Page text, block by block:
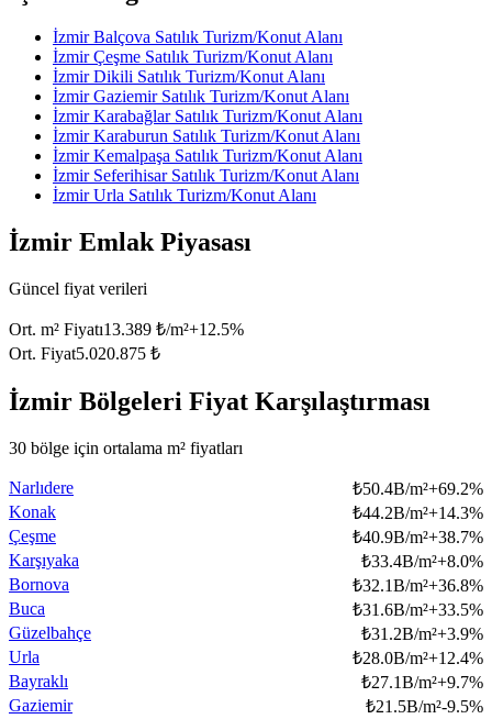
İzmir Balçova Satılık Turizm/Konut Alanı
İzmir Çeşme Satılık Turizm/Konut Alanı
İzmir Dikili Satılık Turizm/Konut Alanı
İzmir Gaziemir Satılık Turizm/Konut Alanı
İzmir Karabağlar Satılık Turizm/Konut Alanı
İzmir Karaburun Satılık Turizm/Konut Alanı
İzmir Kemalpaşa Satılık Turizm/Konut Alanı
İzmir Seferihisar Satılık Turizm/Konut Alanı
İzmir Urla Satılık Turizm/Konut Alanı
İzmir Emlak Piyasası
Güncel fiyat verileri
Ort. m² Fiyatı13.389 ₺/m²+12.5%
Ort. Fiyat5.020.875 ₺
İzmir Bölgeleri Fiyat Karşılaştırması
30 bölge için ortalama m² fiyatları
Narlıdere ₺50.4B/m²+69.2%
Konak
₺44.2B/m²+14.3%
Çeşme
₺40.9B/m²+38.7%
Karşıyaka
₺33.4B/m²+8.0%
Bornova
₺32.1B/m²+36.8%
Buca
₺31.6B/m²+33.5%
Güzelbahçe
₺31.2B/m²+3.9%
Urla
₺28.0B/m²+12.4%
Bayraklı
₺27.1B/m²+9.7%
Gaziemir
₺21.5B/m²-9.5%